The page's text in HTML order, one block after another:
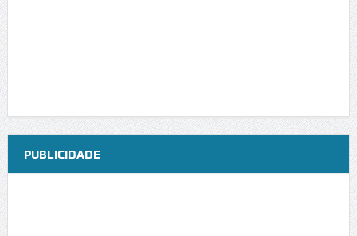
PUBLICIDADE